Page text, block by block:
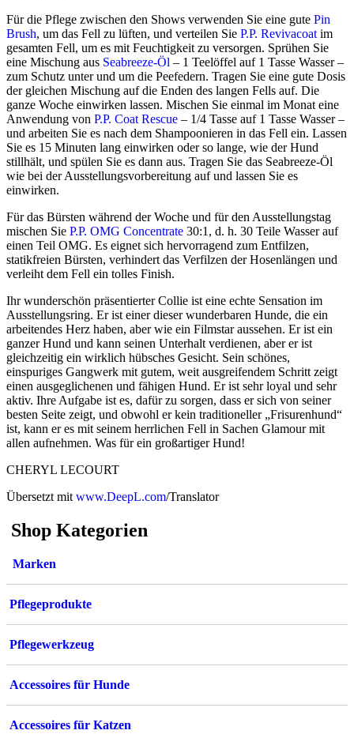
Für die Pflege zwischen den Shows verwenden Sie eine gute Pin
Brush, um das Fell zu lüften, und verteilen Sie P.P. Revivacoat im
gesamten Fell, um es mit Feuchtigkeit zu versorgen. Sprühen Sie
eine Mischung aus Seabreeze-Öl – 1 Teelöffel auf 1 Tasse Wasser –
zum Schutz unter und um die Peefedern. Tragen Sie eine gute Dosis
der gleichen Mischung auf die Enden des langen Fells auf. Die
ganze Woche einwirken lassen. Mischen Sie einmal im Monat eine
Anwendung von P.P. Coat Rescue – 1/4 Tasse auf 1 Tasse Wasser –
und arbeiten Sie es nach dem Shampoonieren in das Fell ein. Lassen
Sie es 15 Minuten lang einwirken oder so lange, wie der Hund
stillhält, und spülen Sie es dann aus. Tragen Sie das Seabreeze-Öl
wie bei der Ausstellungsvorbereitung auf und lassen Sie es
einwirken.
Für das Bürsten während der Woche und für den Ausstellungstag
mischen Sie P.P. OMG Concentrate 30:1, d. h. 30 Teile Wasser auf
einen Teil OMG. Es eignet sich hervorragend zum Entfilzen,
statikfreien Bürsten, verhindert das Verfilzen der Hosenlängen und
verleiht dem Fell ein tolles Finish.
Ihr wunderschön präsentierter Collie ist eine echte Sensation im
Ausstellungsring. Er ist einer dieser wunderbaren Hunde, die ein
arbeitendes Herz haben, aber wie ein Filmstar aussehen. Er ist ein
ganzer Hund und kann seinen Unterhalt verdienen, aber er ist
gleichzeitig ein wirklich hübsches Gesicht. Sein schönes,
einspuriges Gangwerk mit gutem, weit ausgreifendem Schritt zeigt
einen ausgeglichenen und fähigen Hund. Er ist sehr loyal und sehr
aktiv. Ihre Aufgabe ist es, dafür zu sorgen, dass er sich von seiner
besten Seite zeigt, und obwohl er kein traditioneller „Frisurenhund“
ist, kann er es mit seinem herrlichen Fell in Sachen Glamour mit
allen aufnehmen. Was für ein großartiger Hund!
CHERYL LECOURT
Übersetzt mit www.DeepL.com/Translator
Shop Kategorien
Marken
Pflegeprodukte
Pflegewerkzeug
Accessoires für Hunde
Accessoires für Katzen